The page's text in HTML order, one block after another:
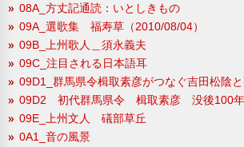
08A_方丈記通読：いとしきもの
09A_選歌集 福寿草（2010/08/04）
09B_上州歌人＿須永義夫
09C_注目される日本語耳
09D1_群馬県令楫取素彦がつなぐ吉田松陰
09D2 初代群馬県令 楫取素彦 没後100年
09E_上州文人 礒部草丘
0A1_音の風景